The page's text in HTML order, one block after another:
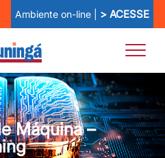
Ambiente on-line | > ACESSE
Máquina –